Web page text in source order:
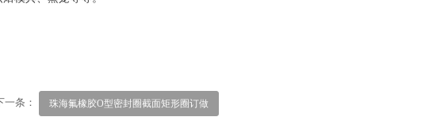
一条： 珠海氟橡胶O型密封圈截面矩形圈订做